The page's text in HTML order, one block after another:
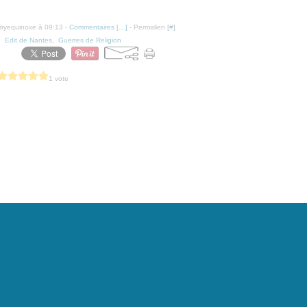
à 09:13 - Commentaires [ ] - Permalien [#]
Edit de Nantes Guerres de Religion
1 vote